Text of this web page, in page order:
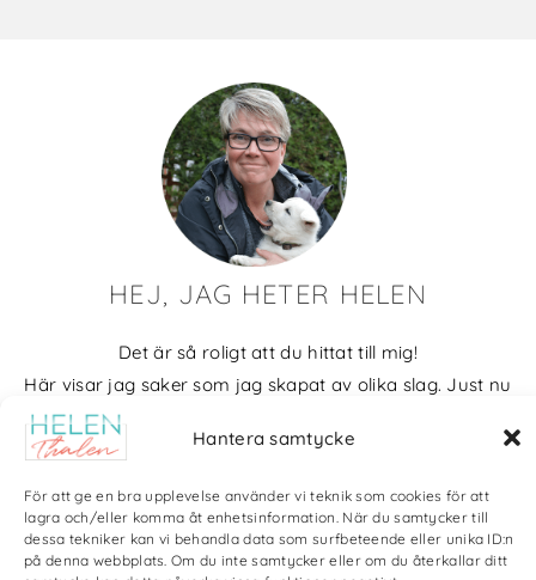
Hantera samtycke
För att ge en bra upplevelse använder vi teknik som cookies för att
lagra och/eller komma åt enhetsinformation. När du samtycker till
dessa tekniker kan vi behandla data som surfbeteende eller unika ID:n
på denna webbplats. Om du inte samtycker eller om du återkallar ditt
HEJ, JAG HETER HELEN
Det är så roligt att du hittat till mig!
Här visar jag saker som jag skapat av olika slag. Just nu
blir det mycket fotografier och många bilder visar min
kärlek till naturen och min vackra hund. Men också lite
Bloggarkiv